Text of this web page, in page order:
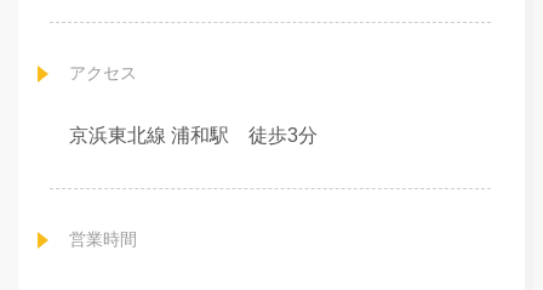
アクセス
京浜東北線 浦和駅 徒歩3分
営業時間